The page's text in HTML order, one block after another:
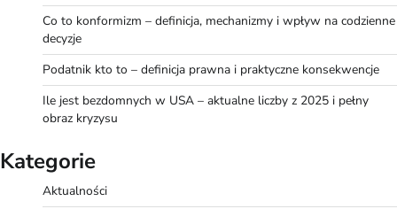
Co to konformizm – definicja, mechanizmy i wpływ na codzienne
decyzje
Podatnik kto to – definicja prawna i praktyczne konsekwencje
Ile jest bezdomnych w USA – aktualne liczby z 2025 i pełny
obraz kryzysu
Kategorie
Aktualności